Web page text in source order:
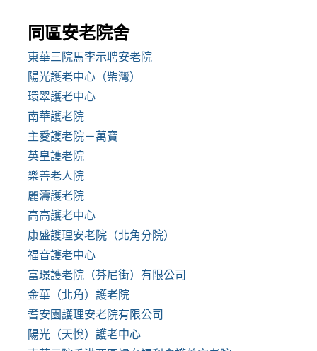
同區安老院舍
東華三院馬李示聘安老院
陽光護老中心（柴灣）
環翠護老中心
南華護老院
主愛護老院－萬寶
英皇護老院
樂善老人院
麗濤護老院
高高護老中心
康盛護理安老院（北角分院）
福音護老中心
富璟護老院（芬尼街）有限公司
金華（北角）護老院
耆安園護理安老院有限公司
陽光（天悅）護老中心